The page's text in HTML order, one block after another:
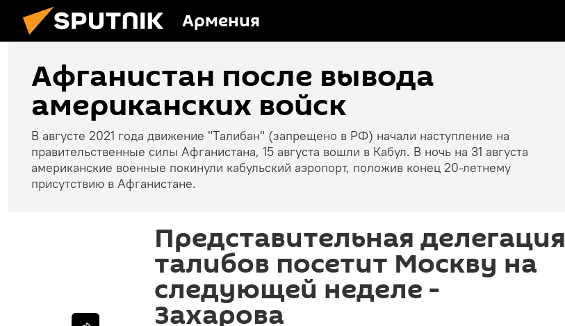
Армения
Афганистан после вывода
американских войск
В августе 2021 года движение "Tалибaн" (запрещено в РФ) начали наступление на
правительственные силы Афганистана, 15 августа вошли в Кабул. В ночь на 31 августа
американские военные покинули кабульский аэропорт, положив конец 20-летнему
присутствию в Афганистане.
Представительная делегация
талибов посетит Москву на
следующей неделе -
Захарова